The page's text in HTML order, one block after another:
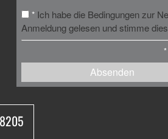
* Ich habe die Bedingungen zur
Anmeldung gelesen und stimme
*
Absenden